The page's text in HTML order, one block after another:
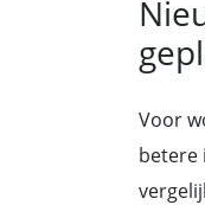
Voor
betere